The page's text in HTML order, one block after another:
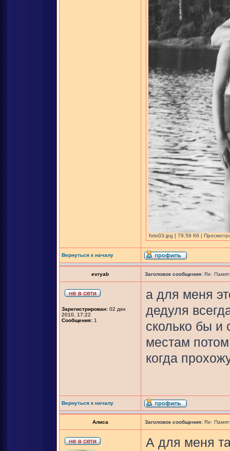
foto03.jpg [ 79.59 Кб |
Вернуться к началу
evryab Заголовок сообщения: Re:
Зарегистрирован: 02 дек
2010, 17:22
Сообщения: 1
а для меня
дедуля
сколько бы и
местам
когда
Вернуться к началу
Алиса Заголовок сообщения: Re:
А для меня